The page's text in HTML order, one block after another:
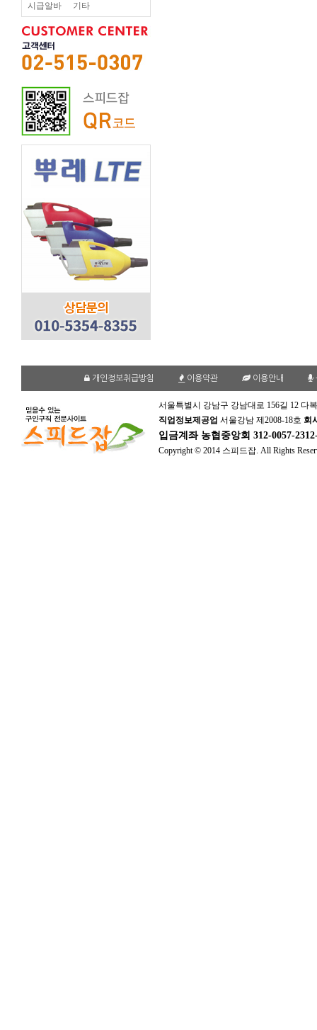
시급알바 기타
개인정보취급방침 이용약관 이용안내
서울특별시 강남구 강남대로 156길 12 다
직업정보제공업 서울강남 제2008-18호 회
입금계좌 농협중앙회 312-0057-
Copyright © 2014 스피드잡. All Rights